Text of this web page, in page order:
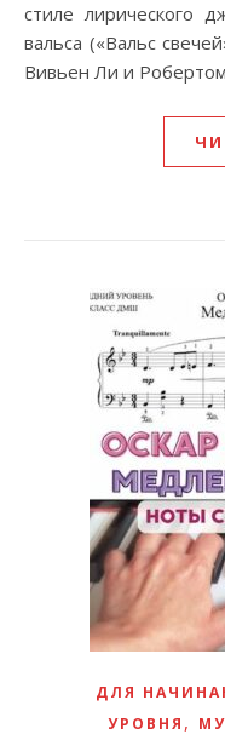
стиле лирического
вальса («Вальс
Вивьен Ли и
ДЛЯ
УРОВНЯ ,